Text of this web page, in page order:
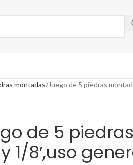
montadas Juego de 5 piedras
de 5
y 1/8′,uso